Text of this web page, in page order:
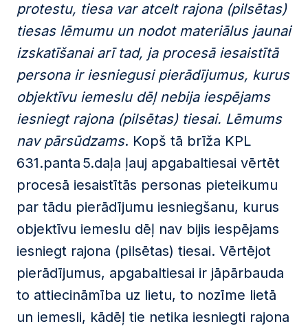
protestu, tiesa var atcelt rajona (pilsētas)
tiesas lēmumu un nodot materiālus jaunai
izskatīšanai arī tad, ja procesā iesaistītā
persona ir iesniegusi pierādījumus, kurus
objektīvu iemeslu dēļ nebija iespējams
iesniegt rajona (pilsētas) tiesai. Lēmums
nav pārsūdzams. Kopš tā brīža KPL
631.panta 5.daļa ļauj apgabaltiesai vērtēt
procesā iesaistītās personas pieteikumu
par tādu pierādījumu iesniegšanu, kurus
objektīvu iemeslu dēļ nav bijis iespējams
iesniegt rajona (pilsētas) tiesai. Vērtējot
pierādījumus, apgabaltiesai ir jāpārbauda
to attiecināmība uz lietu, to nozīme lietā
un iemesli, kādēļ tie netika iesniegti rajona